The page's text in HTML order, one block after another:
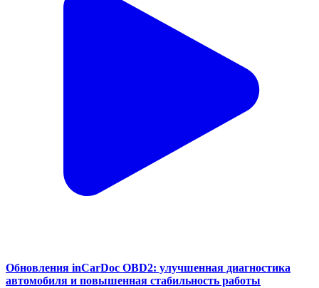
Обновления inCarDoc OBD2: улучшенная диагностика
автомобиля и повышенная стабильность работы